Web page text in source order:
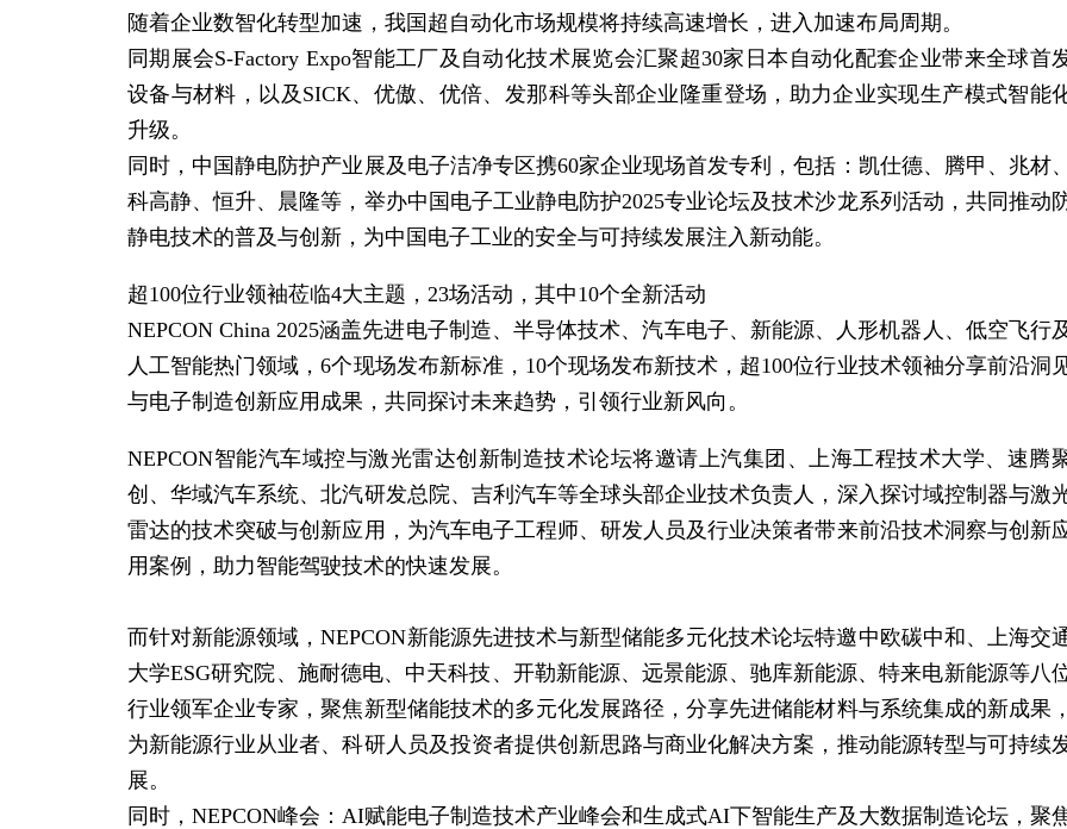
随着企业数智化转型加速，我国超 自动化市场规模将持续高速增长，进入加速布局周期。
同期展会S-Factory Expo智能工厂及自动化技术展览会汇聚超30家日本 自动化配套企业带来全球首
设备与材料，以及SICK、优傲、优倍、发那科等头部企业隆重登场，助力企业实现生产模式智能
升级。
同时，中国静电防护产业展及电子洁净专区携60家企业现场首发专利，包括：凯仕德、腾甲、兆材、
科高静、恒升、晨隆等，举办中国电子工业静电防护2025专业论坛及技术沙龙系列活动，共同推动
静电技术的普及与创新，为中国电子工业的安全与可持续发展注入新动能。
超100位行业领袖莅临4大主题，23场活动，其中10个全新活动
NEPCON China 2025涵盖先进电子制造、半导体技术、汽车电子、新能源、人形机器人、低空飞行
人工智能热门领域，6个现场发布新标准，10个现场发布新技术，超100位行业技术领袖分享前沿洞
与电子制造创新应用成果，共同探讨未来趋势，引领行业新风向。
NEPCON智能汽车域控与激光雷达创新制造技术论坛将邀请上汽集团、上海工程技术大学、速腾
创、华域汽车系统、北汽研发总院、吉利汽车等全球头部企业技术负责人，深入探讨域控制器与激
雷达的技术突破与创新应用，为汽车电子工程师、研发人员及行业决策者带来前沿技术洞察与创新
用案例，助力智能驾驶技术的快速发展。
而针对新能源领域，NEPCON新能源先进技术与新型储能多元化技术论坛特邀中欧碳中和、上海交
大学ESG研究院、施耐德电、中天科技、开勒新能源、远景能源、驰库新能源、特来电新能源等八
行业领军企业专家，聚焦新型储能技术的多元化发展路径，分享先进储能材料与系统集成的新成果，
为新能源行业从业者、科研人员及投资者提供创新思路与商业化解决方案，推动能源转型与可持续
展。
同时，NEPCON峰会：AI赋能电子制造技术产业峰会和生成式AI下智能生产及大数据制造论坛，聚